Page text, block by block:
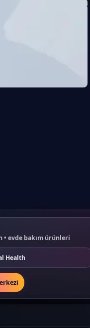
• evde bakım ürünleri
Health